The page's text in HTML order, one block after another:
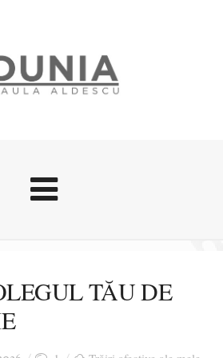
Stari afective
Zice Dunia
Cursuri povestite
TĂU DE